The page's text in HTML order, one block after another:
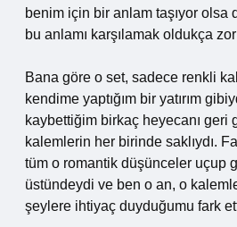
benim için bir anlam taşıyor olsa
bu anlamı karşılamak oldukça
Bana göre o set, sadece renkli
kendime yaptığım bir yatırım
kaybettiğim birkaç heyecanı geri
kalemlerin her birinde saklıydı.
tüm o romantik düşünceler uçup
üstündeydi ve ben o an, o
şeylere ihtiyaç duyduğumu fark